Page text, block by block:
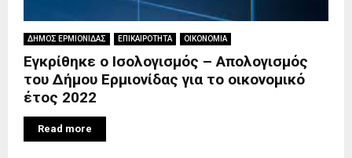
ΔΗΜΟΣ ΕΡΜΙΟΝΙΔΑΣ ΕΠΙΚΑΙΡΟΤΗΤΑ ΟΙΚΟΝΟΜΙΑ
Εγκρίθηκε ο Ισολογισμός – Απολογισμός
του Δήμου Ερμιονίδας για το οικονομικό
έτος 2022
Read more